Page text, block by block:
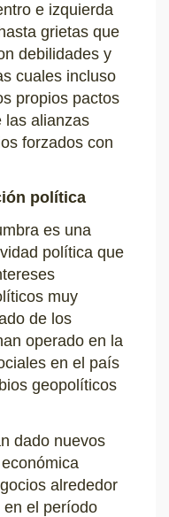
e izquierda
grietas que
debilidades y
cuales incluso
propios pactos
las alianzas
forzados con
política
es una
política que
muy
de los
operado en la
en el país
geopolíticos
dado nuevos
alrededor
en el período